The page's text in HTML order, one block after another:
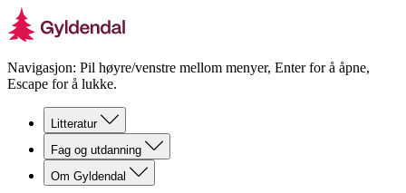
Navigasjon: Pil høyre/venstre mellom menyer, Enter for å åpne,
Escape for å lukke.
Litteratur
Fag og utdanning
Om Gyldendal